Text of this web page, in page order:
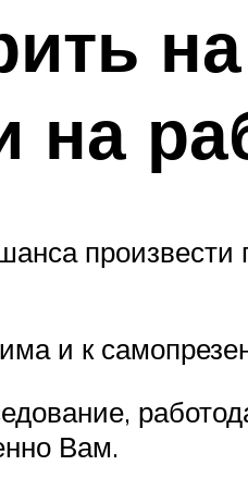
на
и к
Вам.